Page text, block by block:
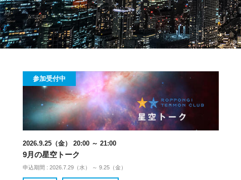
参加受付中
2026.9.25（金） 20:00 ～ 21:00
9月の星空トーク
申込期間 : 2026.7.29（水） ～ 9.25（金）